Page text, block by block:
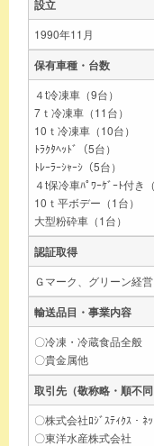
設立
1990年11月
保有車種・台数
４t冷凍車（9台）
7ｔ冷凍車（11台）
10ｔ冷凍車（10台）
ﾄﾗｸﾀﾍｯﾄﾞ（5台）
ﾄﾚｰﾗｰｼｬｰｼ（5台）
４t保冷車ﾊﾟﾜｰｹﾞｰﾄ付き
10ｔ平ボデー（1台）
大型粉砕車（1台
認証取得
Ｇマーク、グリーン経
輸送品目・事業内容
〇冷凍・冷蔵食品全般
〇貴金属他
取引先（敬称略・順不同
〇株式会社ﾛｼﾞｽﾃｨｸｽ・ﾈ
〇東洋水産株式会社